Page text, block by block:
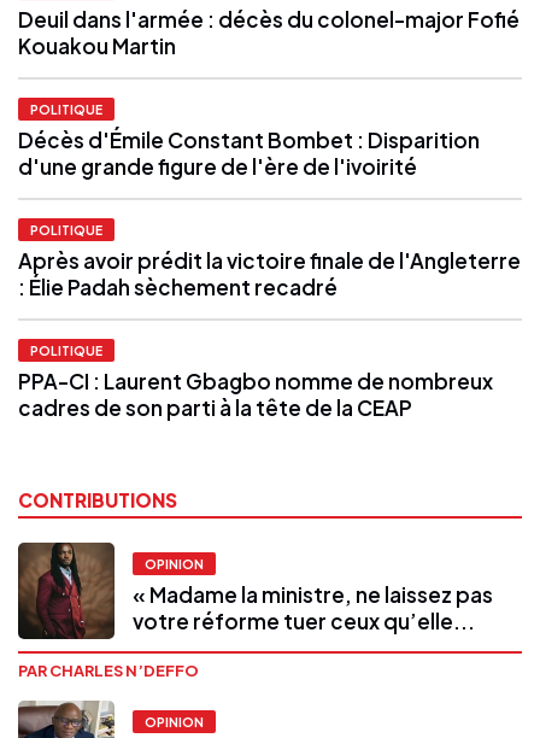
Deuil dans l'armée : décès du colonel-major Fofié
Kouakou Martin
POLITIQUE
Décès d'Émile Constant Bombet : Disparition
d'une grande figure de l'ère de l'ivoirité
POLITIQUE
Après avoir prédit la victoire finale de l'Angleterre
: Élie Padah sèchement recadré
POLITIQUE
PPA-CI : Laurent Gbagbo nomme de nombreux
cadres de son parti à la tête de la CEAP
CONTRIBUTIONS
OPINION
« Madame la ministre, ne laissez pas
votre réforme tuer ceux qu’elle...
PAR CHARLES N’DEFFO
OPINION